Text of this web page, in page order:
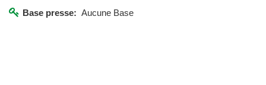
Base presse: Aucune Base